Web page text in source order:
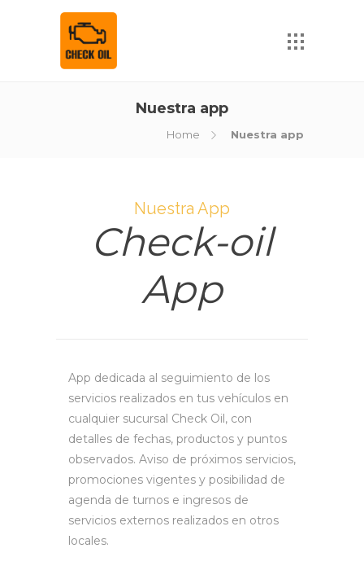
Nuestra app
Home Nuestra app
Nuestra App
Check-oil
App
App dedicada al seguimiento de los
servicios realizados en tus vehículos en
cualquier sucursal Check Oil, con
detalles de fechas, productos y puntos
observados. Aviso de próximos servicios,
promociones vigentes y posibilidad de
agenda de turnos e ingresos de
servicios externos realizados en otros
locales.